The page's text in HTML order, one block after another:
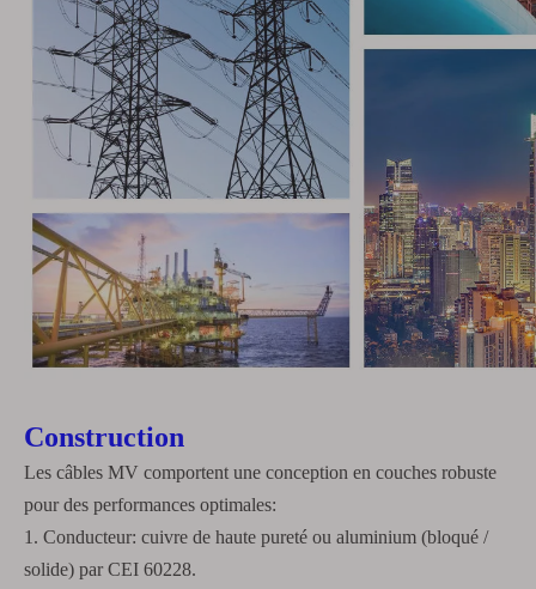
Construction
Les câbles MV comportent une conception en couches robuste
pour des performances optimales:
1. Conducteur: cuivre de haute pureté ou aluminium (bloqué /
solide) par CEI 60228.